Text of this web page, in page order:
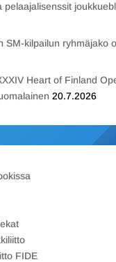
pelaajalisenssit
SM-kilpailun ryhmäjako
Heart of Finland
20.7.2026
FIDE